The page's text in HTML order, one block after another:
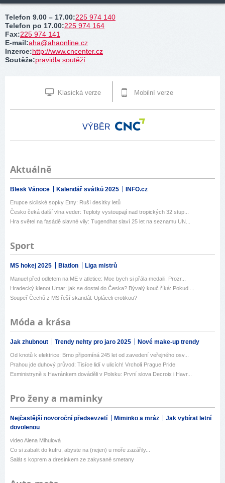
Telefon 9.00 – 17.00:225 974 140
Telefon po 17.00:225 974 164
Fax:225 974 141
E-mail:aha@ahaonline.cz
Inzerce:http://www.cncenter.cz
Soutěže:pravidla soutěží
Klasická verze Mobilní verze
VÝBĚR
Aktuálně
Blesk Vánoce Kalendář svátků 2025 INFO.cz
Erupce sicilské sopky Etny: Ruší desítky letů
Česko čeká další vlna veder: Teploty vystoupají nad tropických 32 stup...
Hra světel na fasádě slavné vily: Tugendhat slaví 25 let na seznamu UN...
Sport
MS hokej 2025 Biatlon Liga mistrů
Manuel před odletem na ME v atletice: Moc bych si přála medaili. Prozr...
Hradecký klenot Umar: jak se dostal do Česka? Bývalý kouč říká: Pokud ...
Soupeř Čechů z MS řeší skandál: Upláceli erotikou?
Móda a krása
Jak zhubnout Trendy nehty pro jaro 2025 Nové make-up trendy
Od knotů k elektrice: Brno připomíná 245 let od zavedení veřejného osv...
Prahou jde duhový průvod: Tisíce lidí v ulicích! Vrcholí Prague Pride
Exministryně s Havránkem dováděli v Polsku: První slova Decroix i Havr...
Pro ženy a maminky
Nejčastější novoroční předsevzetí Miminko a mráz
Jak vybírat letní
dovolenou
video Alena Mihulová
Co si zabalit do kufru, abyste na (nejen) u moře zazářily...
Salát s koprem a dresinkem ze zakysané smetany